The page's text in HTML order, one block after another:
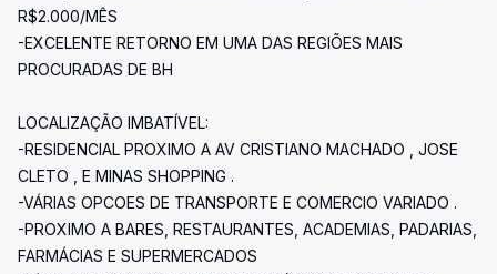
R$2.000/MÊS
-EXCELENTE RETORNO EM UMA DAS REGIÕES MAIS
PROCURADAS DE BH
LOCALIZAÇÃO IMBATÍVEL:
-RESIDENCIAL PROXIMO A AV CRISTIANO MACHADO , JOSE
CLETO , E MINAS SHOPPING .
-VÁRIAS OPCOES DE TRANSPORTE E COMERCIO VARIADO .
-PROXIMO A BARES, RESTAURANTES, ACADEMIAS, PADARIAS,
FARMÁCIAS E SUPERMERCADOS